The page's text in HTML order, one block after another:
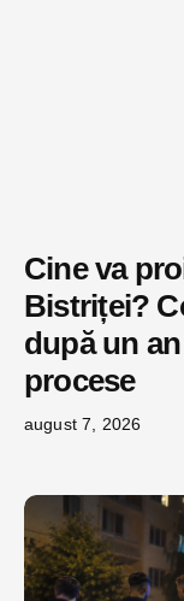
Cine va
Bistriței?
după un
procese
august 7, 2026